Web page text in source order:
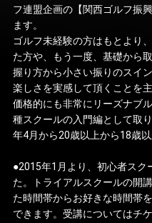
フ連盟企画の【関西ゴルフ振
ます。
ゴルフ未経験の方はもとより
た方や、もう一度、基礎から
握り方から小さい振りのスイ
楽しさを実感して頂くことを
価格的にも非常にリーズナブ
種スクールの入門編として取
年4月から20歳以上から18歳
●2015年1月より、初心者スク
た。トライアルスクールの開
た時間帯からお好きな時間帯
できます。受講についてはチ